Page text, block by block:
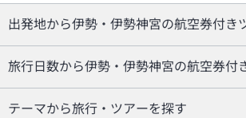
出発地から伊勢・伊勢神宮の航空券付き
旅行日数から伊勢・伊勢神宮の航空券付
テーマから旅行・ツアーを探す